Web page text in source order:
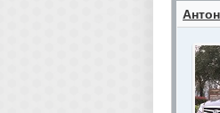
Антон